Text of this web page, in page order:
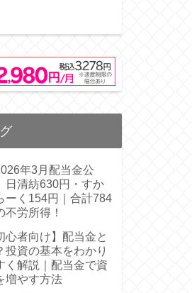
年3月配当金公
日清紡630円・すか
ーく154円｜合計784
不労所得！
心者向け】配当金と
投資の基本をわかり
く解説｜配当金で資
増やす方法